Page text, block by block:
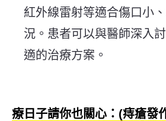
紅外線雷射等適合傷口小
況。患者可以與醫師深入
適的治療方案。
療日子請你也關心：(痔瘡發